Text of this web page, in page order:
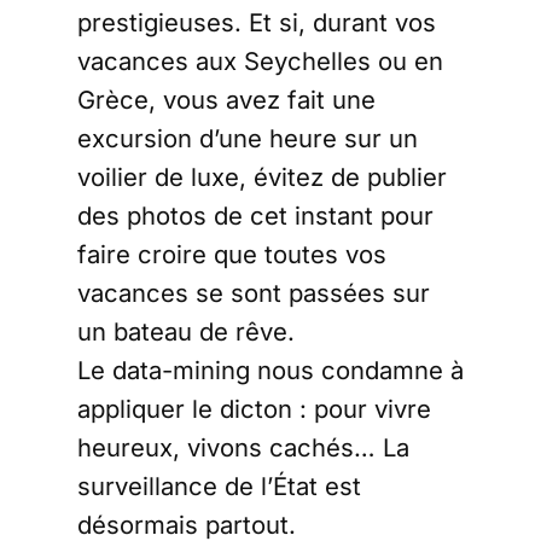
prestigieuses. Et si, durant vos
vacances aux Seychelles ou en
Grèce, vous avez fait une
excursion d’une heure sur un
voilier de luxe, évitez de publier
des photos de cet instant pour
faire croire que toutes vos
vacances se sont passées sur
un bateau de rêve.
Le data-mining nous condamne à
appliquer le dicton : pour vivre
heureux, vivons cachés… La
surveillance de l’État est
désormais partout.